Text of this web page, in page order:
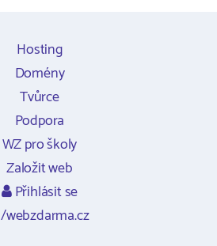
Hosting
Domény
Tvůrce
Podpora
WZ pro školy
Založit web
Přihlásit se
/webzdarma.cz